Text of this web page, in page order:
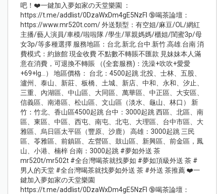
吧！❤️一鍵加入夢如家の天堂樂園 ：
https://t.me/addlist/0DzaWxDm4gE5NzFl 🔞喝茶論壇：
https://www.mr520t.com/ 外送類型：有空姐/麻豆/OL/網紅
主播/藝人演員/車模/啦啦隊 /學生/單親媽媽/櫃姐/閨蜜3p/母
女3p/等多種選擇 服務地區：台北.新北.台中.新竹.高雄.台南 消
費模式：約旅館 現金收費 不點數不轉賬不匯款 見妹妹本人滿
意在消費，可退換不轉賬 （(全套服務)：洗澡+吹吹+愛愛
+69+lg...） 地區價格： 台北：4500起跳 北投、士林、五股、
瀘州、泰山、新莊、板橋、土城、新店、中和、永和、汐止、
三重、內湖區、中山區、大同區、萬華區、中正區、大安區、
信義區、南港區、松山區、文山區（淡水、龜山、林口） 新
竹：竹北、香山區4500起跳 台中：3000起跳 西區、北區、南
區、東區、中區、西屯、南屯、北屯、大理區、台中市區、大
雅區、烏日區太平區（豐原、沙鹿） 高雄：3000起跳 三民
區、苓雅區、前鎮區、左營區、鼓山區、新興區、前金區，鳳
山、小港、楠梓 台南：3000起跳 #夢如外送 茶
mr520t/mr502t #全台灣喝茶就找夢如 #夢如頂級外送 茶 #
男人的天堂 #全台灣喝茶就找夢如外送 茶 #外送 茶推薦 ❤️一
鍵加入夢如家の天堂樂園
https://t.me/addlist/0DzaWxDm4gE5NzFl 🔞喝茶論壇：